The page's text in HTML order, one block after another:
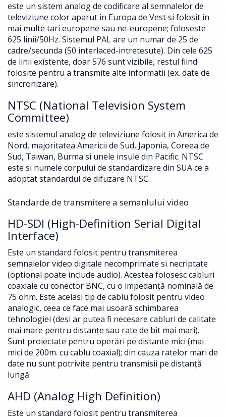
este un sistem analog de codificare al semnalelor de
televiziune color aparut in Europa de Vest si folosit in
mai multe tari europene sau ne-europene; foloseste
625 linii/50Hz. Sistemul PAL are un numar de 25 de
cadre/secunda (50 interlaced-intretesute). Din cele 625
de linii existente, doar 576 sunt vizibile, restul fiind
folosite pentru a transmite alte informatii (ex. date de
sincronizare).
NTSC (National Television System
Committee)
este sistemul analog de televiziune folosit in America de
Nord, majoritatea Americii de Sud, Japonia, Coreea de
Sud, Taiwan, Burma si unele insule din Pacific. NTSC
este si numele corpului de standardizare din SUA ce a
adoptat standardul de difuzare NTSC.
Standarde de transmitere a semanlului video
HD-SDI (High-Definition Serial Digital
Interface)
Este un standard folosit pentru transmiterea
semnalelor video digitale necomprimate si necriptate
(optional poate include audio). Acestea folosesc cabluri
coaxiale cu conector BNC, cu o impedanță nominală de
75 ohm. Este acelasi tip de cablu folosit pentru video
analogic, ceea ce face mai usoară schimbarea
tehnologiei (desi ar putea fi necesare cabluri de calitate
mai mare pentru distanțe sau rate de bit mai mari).
Sunt proiectate pentru operări pe distante mici (mai
mici de 200m. cu cablu coaxial); din cauza ratelor mari de
date nu sunt potrivite pentru transmisii pe distanță
lungă.
AHD (Analog High Definition)
Este un standard folosit pentru transmiterea